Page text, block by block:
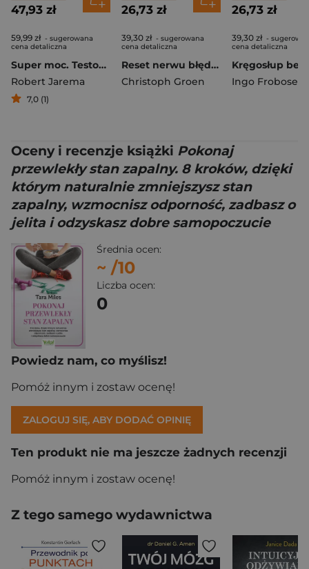
47,93 zł
59,99 zł - sugerowana
cena detaliczna
Super moc. Testosteron. Twoja siła, zdrowie i pewność siebie
Robert Jarema
7,0 (1)
26,73 zł
39,30 zł - sugerowana
cena detaliczna
Reset nerwu błędnego. 5 kluczowych technik uspokajających na stres, bezsenność, depresję i przewlekłe napięcie
Christoph Groen
26,73 zł
39,30 zł -
cena detaliczna
Ingo Frobose
Oceny i recenzje książki Pokonaj
przewlekły stan zapalny. 8 kroków, dzięki
którym naturalnie zmniejszysz stan
zapalny, wzmocnisz odporność, zadbasz o
jelita i odzyskasz dobre samopoczucie
Średnia ocen:
~ /10
Liczba ocen:
0
Powiedz nam, co myślisz!
Pomóż innym i zostaw ocenę!
ZALOGUJ SIĘ, ABY DODAĆ OPINIĘ
Ten produkt nie ma jeszcze żadnych recenzji
Pomóż innym i zostaw ocenę!
Z tego samego wydawnictwa